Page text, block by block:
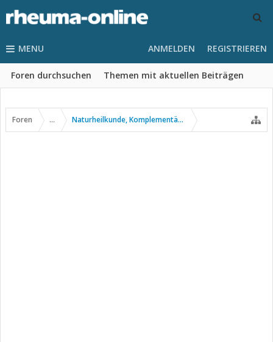
MENU
Foren durchsuchen Themen mit aktuellen Beiträgen
ANMELDEN REGISTRIEREN
Foren ... Naturheilkunde, Komplementär- u. Alternativmedizin